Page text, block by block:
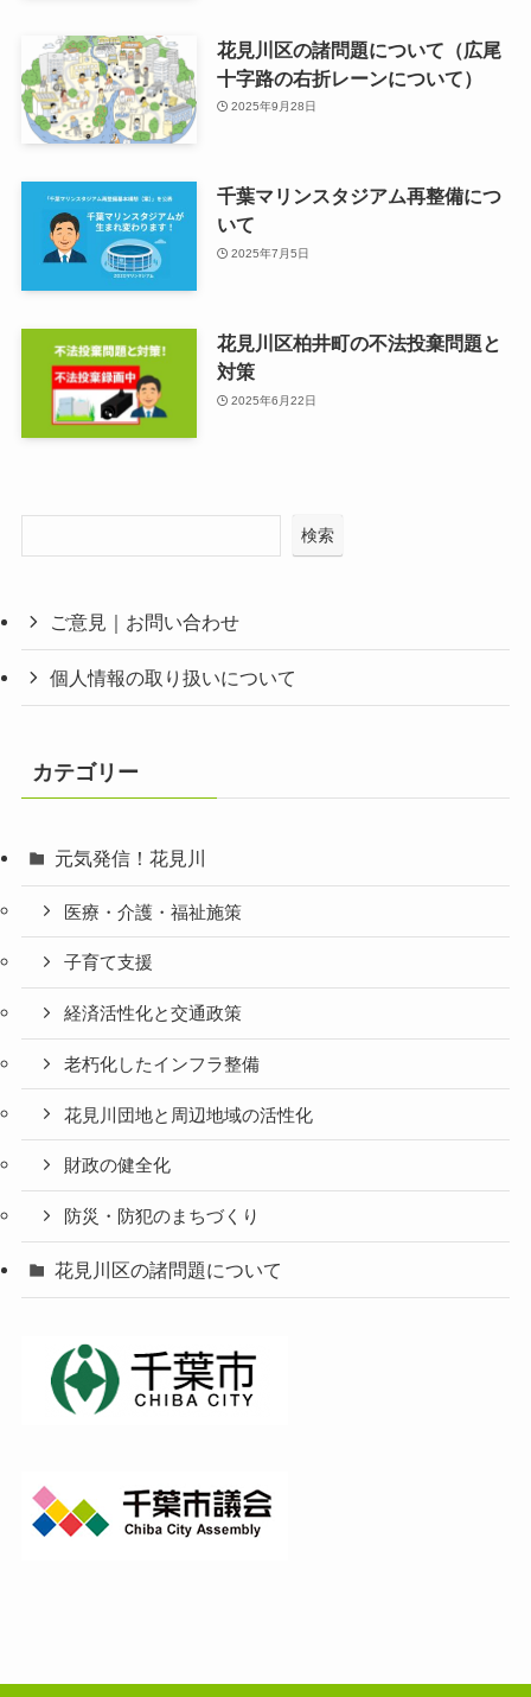
花見川区の諸問題について（広尾
十字路の右折レーンについて）
2025年9月28日
千葉マリンスタジアム再整備につ
いて
2025年7月5日
花見川区柏井町の不法投棄問題と
対策
2025年6月22日
検索
ご意見｜お問い合わせ
個人情報の取り扱いについて
カテゴリー
元気発信！花見川
医療・介護・福祉施策
子育て支援
経済活性化と交通政策
老朽化したインフラ整備
花見川団地と周辺地域の活性化
財政の健全化
防災・防犯のまちづくり
花見川区の諸問題について